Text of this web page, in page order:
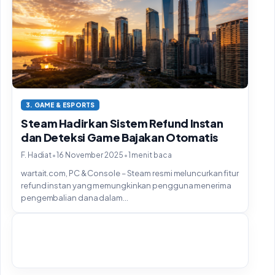
3. GAME & ESPORTS
Steam Hadirkan Sistem Refund Instan
dan Deteksi Game Bajakan Otomatis
F. Hadiat•16 November 2025 •1 menit baca
wartait.com, PC & Console – Steam resmi meluncurkan fitur
refund instan yang memungkinkan pengguna menerima
pengembalian dana dalam...